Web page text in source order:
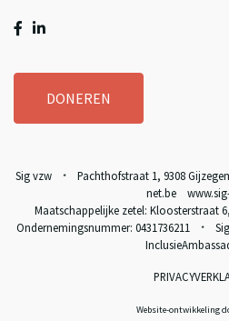
DONEREN
Sig vzw * Pachthofstraat 1, 9308
net.be
Maatschappelijke zetel: Kloosterstraat
Ondernemingsnummer: 0431736211
*
Website-ontwikkeling